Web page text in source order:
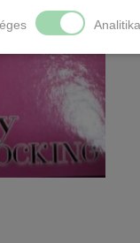
Analitika